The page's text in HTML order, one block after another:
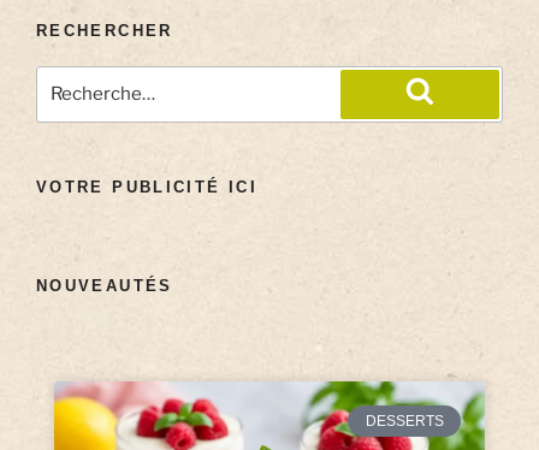
RECHERCHER
VOTRE PUBLICITÉ ICI
NOUVEAUTÉS
DESSERTS